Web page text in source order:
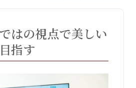
はの視点で美しい
指す